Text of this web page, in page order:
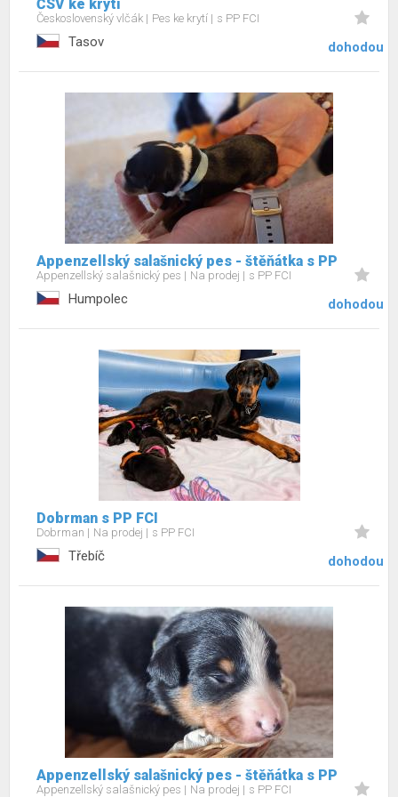
ČSV ke krytí
Československý vlčák Pes ke krytí s PP FCI
Tasov dohodou
Appenzellský salašnický pes - štěňátka s PP
Appenzellský salašnický pes Na prodej s PP FCI
Humpolec dohodou
Dobrman s PP FCI
Dobrman Na prodej s PP FCI
Třebíč dohodou
Appenzellský salašnický pes - štěňátka s PP
Appenzellský salašnický pes Na prodej s PP FCI